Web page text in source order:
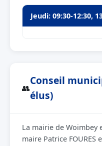
Jeudi: 09:30-12:30,
👥
Conseil
élus)
La mairie de
maire Patrice